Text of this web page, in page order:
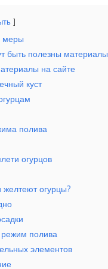
меры
быть полезны
на сайте
куст
полива
огурцов
желтеют огурцы?
полива
элементов